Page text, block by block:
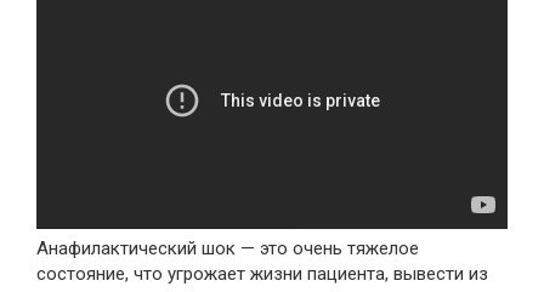
Анафилактический шок — это очень тяжелое
состояние, что угрожает жизни пациента, вывести из